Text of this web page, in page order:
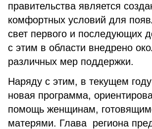
правительства является
комфортных условий для
свет первого и последующих
с этим в области внедрено
различных мер поддержки.
Наряду с этим, в текущем году
новая программа,
помощь женщинам,
матерями. Глава региона